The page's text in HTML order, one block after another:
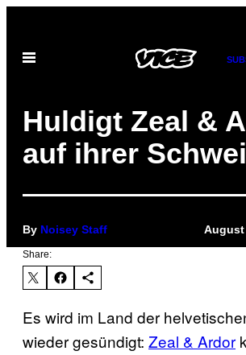
content
Open
Huldigt Zeal &
auf ihrer
By Noisey Staff August
Share:
Es wird im Land der
wieder gesündigt: Zeal & Ardor